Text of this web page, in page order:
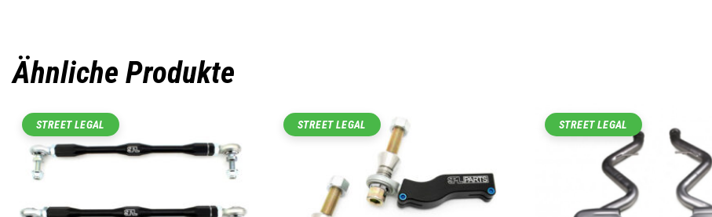
Ähnliche Produkte
STREET LEGAL STREET LEGAL STREET LEGAL